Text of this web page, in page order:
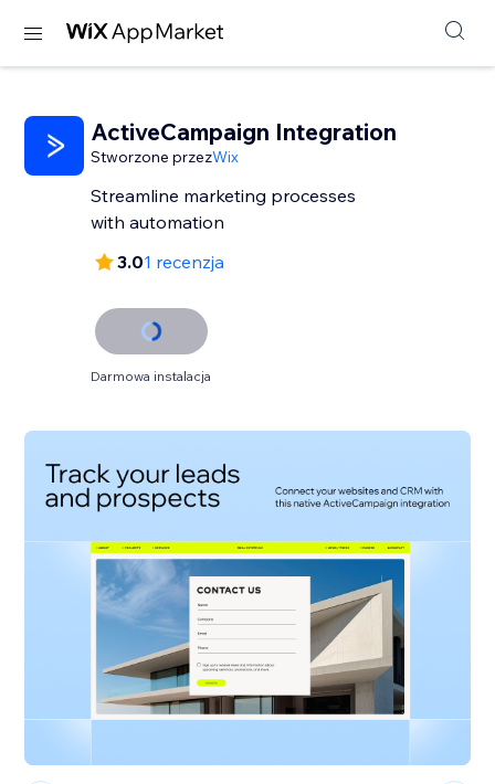
ActiveCampaign Integration
Stworzone przezWix
Streamline marketing processes
with automation
3.01 recenzja
Darmowa instalacja